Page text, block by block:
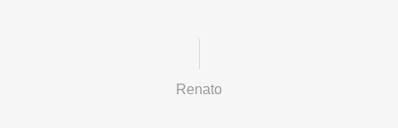
Renato